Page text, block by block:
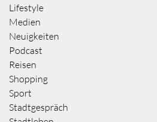
Lifestyle
Medien
Neuigkeiten
Podcast
Reisen
Shopping
Sport
Stadtgespräch